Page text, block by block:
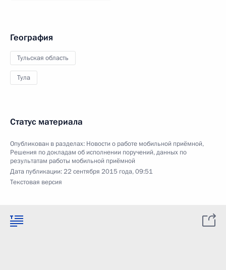
География
Тульская область
Тула
Статус материала
Опубликован в разделах: Новости о работе мобильной приёмной,
Решения по докладам об исполнении поручений, данных по
результатам работы мобильной приёмной
Дата публикации:22 сентября 2015 года, 09:51
Текстовая версия